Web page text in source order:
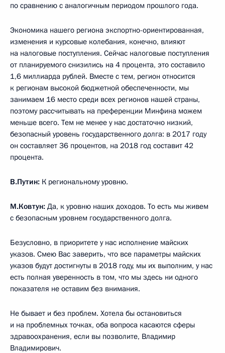
по сравнению с аналогичным периодом прошлого года.
Экономика нашего региона экспортно-ориентированная,
изменения и курсовые колебания, конечно, влияют
на налоговые поступления. Сейчас налоговые поступления
от планируемого снизились на 4 процента, это составило
1,6 миллиарда рублей. Вместе с тем, регион относится
к регионам высокой бюджетной обеспеченности, мы
занимаем 16 место среди всех регионов нашей страны,
поэтому рассчитывать на преференции Минфина можем
меньше всего. Тем не менее у нас достаточно низкий,
безопасный уровень государственного долга: в 2017 году
он составляет 36 процентов, на 2018 год составит 42
процента.
В.Путин: К региональному уровню.
М.Ковтун: Да, к уровню наших доходов. То есть мы живем
с безопасным уровнем государственного долга.
Безусловно, в приоритете у нас исполнение майских
указов. Смею Вас заверить, что все параметры майских
указов будут достигнуты в 2018 году, мы их выполним, у нас
есть полная уверенность в том, что мы здесь ни одного
показателя не оставим без внимания.
Не бывает и без проблем. Хотела бы остановиться
и на проблемных точках, оба вопроса касаются сферы
здравоохранения, если вы позволите, Владимир
Владимирович.